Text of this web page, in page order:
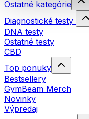
Ostatné kategórie
Diagnostické testy
DNA testy
Ostatné testy
CBD
Top ponuky
Bestsellery
GymBeam Merch
Novinky
Výpredaj